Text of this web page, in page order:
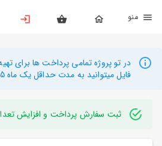
بستن
محصولات
تهیه
راهنما
در تو پروژه تمامی پرداخت ها برای
فایل میتوانید به مدت حداقل یک ماه 35 فایل را دانلود کنید
ثبت سفارش پرداخت و افزایش